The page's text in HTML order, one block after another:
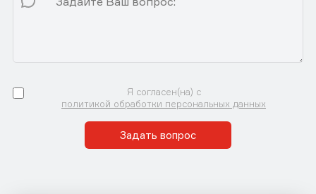
Я согласен(на) с
политикой обработки персональных данных
Задать вопрос